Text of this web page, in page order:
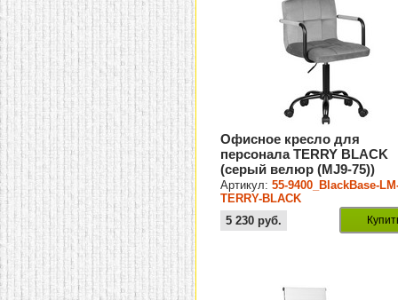
Офисное кресло для
персонала TERRY BLACK
(серый велюр (MJ9-75))
Артикул:55-9400_BlackBase-
TERRY-BLACK
5 230 руб.